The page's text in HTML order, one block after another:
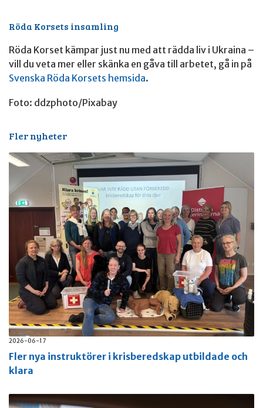
Röda Korsets insamling
Röda Korset kämpar just nu med att rädda liv i Ukraina –
vill du veta mer eller skänka en gåva till arbetet, gå in på
Svenska Röda Korsets hemsida.
Foto: ddzphoto/Pixabay
Fler nyheter
2026-06-17
Fler nya instruktörer i krisberedskap utbildade och
klara